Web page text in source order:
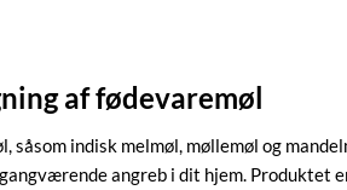
af fødevaremøl
indisk melmøl, møllemøl og
angreb i dit hjem.